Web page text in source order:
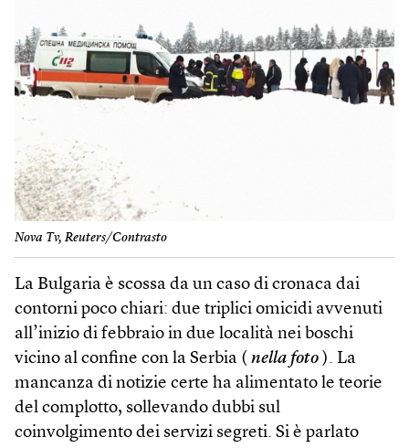
Nova Tv, Reuters/Contrasto
La Bulgaria è scossa da un caso di cronaca dai
contorni poco chiari: due triplici omicidi avvenuti
all’inizio di febbraio in due località nei boschi
vicino al confine con la Serbia ( nella foto ). La
mancanza di notizie certe ha alimentato le teorie
del complotto, sollevando dubbi sul
coinvolgimento dei servizi segreti. Si è parlato